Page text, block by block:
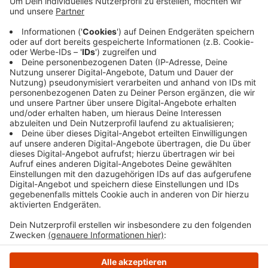
Moltkestraße sind keine Flomarktfläche mehr. Die
Stände werden an der Römerstrasse und auf dem
Sparkassenparkplatz stehen. Pro laufenden Meter
kostet der Stand 16 Euro, für Kinder 5 Euro.
Parallel zum Flohmarkt am 5. Mai öffnen in der
Schwelmer Innenstadt die Geschäfte.
Veröffentlicht:Donnerstag, 14.03.2024 07:03
Anzeige
Anzeige